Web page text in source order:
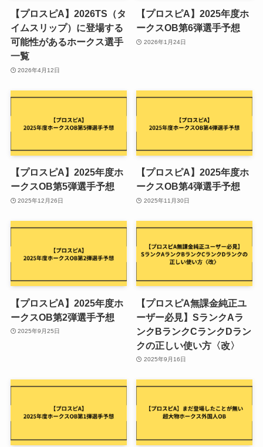
【プロスピA】2026TS（タ
イムスリップ）に登場する
可能性があるホークス選手
一覧
2026年4月12日
【プロスピA】2025年度ホ
ークスOB第6弾選手予想
2026年1月24日
【プロスピA】2025年度ホ
ークスOB第5弾選手予想
2025年12月26日
【プロスピA】2025年度ホ
ークスOB第4弾選手予想
2025年11月30日
【プロスピA】2025年度ホ
ークスOB第2弾選手予想
2025年9月25日
【プロスピA無課金純正ユ
ーザー必見】SランクAラ
ンクBランクCランクDラン
クの正しい使い方〈改〉
2025年9月16日